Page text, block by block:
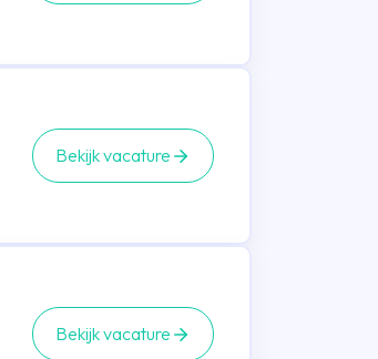
Bekijk vacature
Bekijk vacature